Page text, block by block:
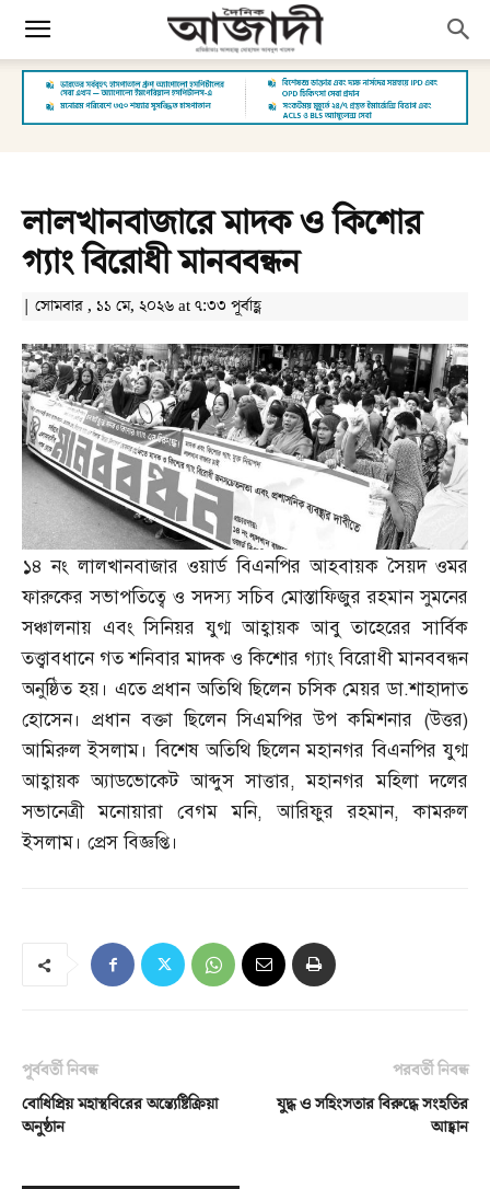
লালখানবাজারে মাদক ও কিশোর
গ্যাং বিরোধী মানববন্ধন
| সোমবার , ১১ মে, ২০২৬ at ৭:৩৩ পূর্বাহ্ণ
১৪ নং লালখানবাজার ওয়ার্ড বিএনপির আহবায়ক সৈয়দ ওমর
ফারুকের সভাপতিত্বে ও সদস্য সচিব মোস্তাফিজুর রহমান সুমনের
সঞ্চালনায় এবং সিনিয়র যুগ্ম আহ্বায়ক আবু তাহেরের সার্বিক
তত্ত্বাবধানে গত শনিবার মাদক ও কিশোর গ্যাং বিরোধী মানববন্ধন
অনুষ্ঠিত হয়। এতে প্রধান অতিথি ছিলেন চসিক মেয়র ডা.শাহাদাত
হোসেন। প্রধান বক্তা ছিলেন সিএমপির উপ কমিশনার (উত্তর)
আমিরুল ইসলাম। বিশেষ অতিথি ছিলেন মহানগর বিএনপির যুগ্ম
আহ্বায়ক অ্যাডভোকেট আব্দুস সাত্তার,মহানগর মহিলা দলের
সভানেত্রী মনোয়ারা বেগম মনি,আরিফুর রহমান,কামরুল
ইসলাম। প্রেস বিজ্ঞপ্তি।
পূর্ববর্তী নিবন্ধ
বোধিপ্রিয় মহাস্থবিরের অন্ত্যেষ্টিক্রিয়া
অনুষ্ঠান
পরবর্তী নিবন্ধ
যুদ্ধ ও সহিংসতার বিরুদ্ধে সংহতির
আহ্বান